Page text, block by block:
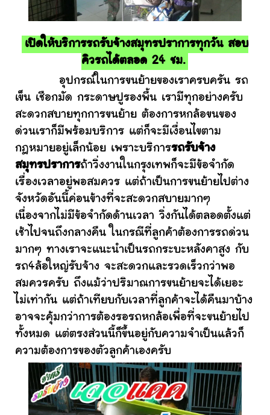
เปิดให้บริการรถรับจ้างสมุทรปราการทุกวัน สอบ
คิวรถได้ตลอด 24 ชม.
อุปกรณ์ในการขนย้ายของเราครบครัน รถ
เข็น เชือกมัด กระดาษปูรองพื้น เรามีทุกอย่างครับ
สะดวกสบายทุกการขนย้าย ต้องการหกล้อขนของ
ด่วนเราก็มีพร้อมบริการ แต่ก็จะมีเงื่อนไขตาม
กฎหมายอยู่เล็กน้อย เพราะบริการรถรับจ้าง
สมุทรปราการถ้าวิ่งงานในกรุงเทพก็จะมีข้อจำกัด
เรื่องเวลาอยู่พอสมควร แต่ถ้าเป็นการขนย้ายไปต่าง
จังหวัดอันนี้ค่อนข้างที่จะสะดวกสบายมากๆ
เนื่องจากไม่มีข้อจำกัดด้านเวลา วิ่งกันได้ตลอดตั้งแต่
เช้าไปจนถึงกลางคืน ในกรณีที่ลูกค้าต้องการรถด่วน
มากๆ ทางเราจะแนะนำเป็นรถกระบะหลังคาสูง กับ
รถ4ล้อใหญ่รับจ้าง จะสะดวกและรวดเร็วกว่าพอ
สมควรครับ ถึงแม้ว่าปริมาณการขนย้ายจะได้เยอะ
ไม่เท่ากัน แต่ถ้าเทียบกับเวลาที่ลูกค้าจะได้คืนมาบ้าง
อาจจะคุ้มกว่าการต้องรอรถหกล้อเพื่อที่จะขนย้ายไป
ทั้งหมด แต่ตรงส่วนนี้ก็ขึ้นอยู่กับความจำเป็นแล้วก็
ความต้องการของตัวลูกค้าเองครับ